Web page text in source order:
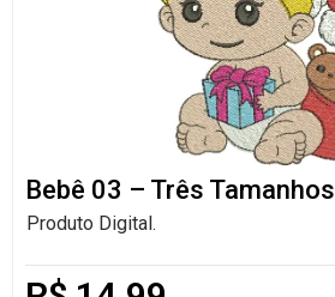
Bebê 03 – Três Tamanhos
Produto Digital.